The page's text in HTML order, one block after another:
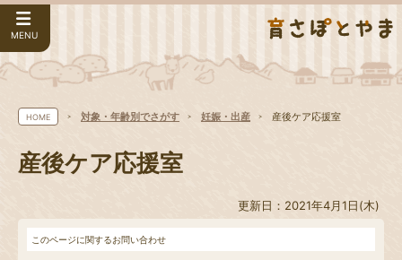
MENU
HOME 対象・年齢別でさがす 妊娠・出産 産後ケア応援室
産後ケア応援室
更新日：2021年4月1日(木)
このページに関するお問い合わせ